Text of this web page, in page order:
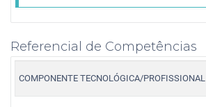
Referencial de Competências
COMPONENTE TECNOLÓGICA/PROFISSIONAL